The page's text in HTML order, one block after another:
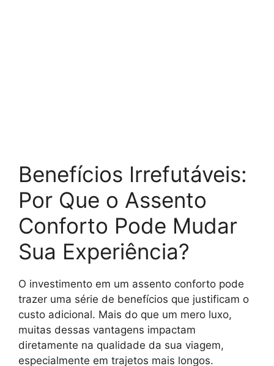
Benefícios Irrefutáveis:
Por Que o Assento
Conforto Pode Mudar
Sua Experiência?
O investimento em um assento conforto pode
trazer uma série de benefícios que justificam o
custo adicional. Mais do que um mero luxo,
muitas dessas vantagens impactam
diretamente na qualidade da sua viagem,
especialmente em trajetos mais longos.